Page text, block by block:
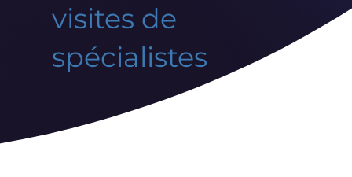
visites de
spécialistes